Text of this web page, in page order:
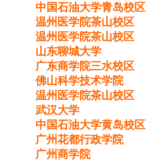
中国石油大学青岛校区
温州医学院茶山校区
温州医学院茶山校区
山东聊城大学
广东商学院三水校区
佛山科学技术学院
温州医学院茶山校区
武汉大学
中国石油大学黄岛校区
广州花都行政学院
广州商学院